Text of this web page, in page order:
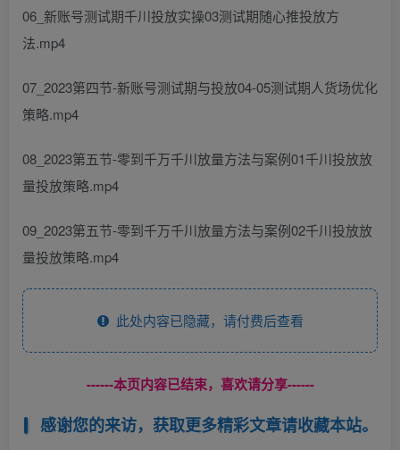
06_新账号测试期千川投放实操03测试期随心推投放方
法.mp4
07_2023第四节-新账号测试期与投放04-05测试期人货场优化
策略.mp4
08_2023第五节-零到千万千川放量方法与案例01千川投放放
量投放策略.mp4
09_2023第五节-零到千万千川放量方法与案例02千川投放放
量投放策略.mp4
此处内容已隐藏，请付费后查看
------本页内容已结束，喜欢请分享------
感谢您的来访，获取更多精彩文章请收藏本站。